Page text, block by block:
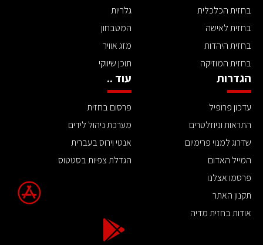
בחזית הכלכלית
בחזית לאישה
בחזית היהדות
בחזית המוזיקה
גלריות
המטבחון
מזג אוויר
תוכן שיווקי
הגדרות
עדכון פרופיל
התראות וניוזלטרים
שדרוג למנוי פרימיום
המייל האדום
פרסמו אצלנו
תקנון האתר
אודות בחזית מדיה
עוד ..
פרסום בחזית
מערכת ניהול לידים
אנטי וירוס בעברית
הגדלת צפיות בסטטוס